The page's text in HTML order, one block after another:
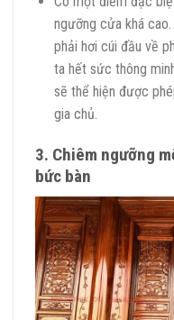
ngưỡng cửa khá
phải hơi cúi đầu về
ta hết sức thông
sẽ thể hiện được
gia chủ.
3. Chiêm ngưỡng
bức bàn